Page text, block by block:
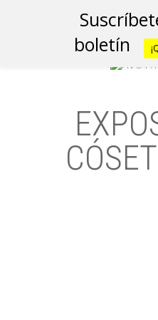
boletín